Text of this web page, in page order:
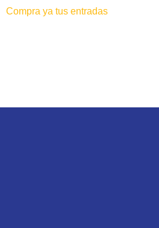
Compra ya tus entradas